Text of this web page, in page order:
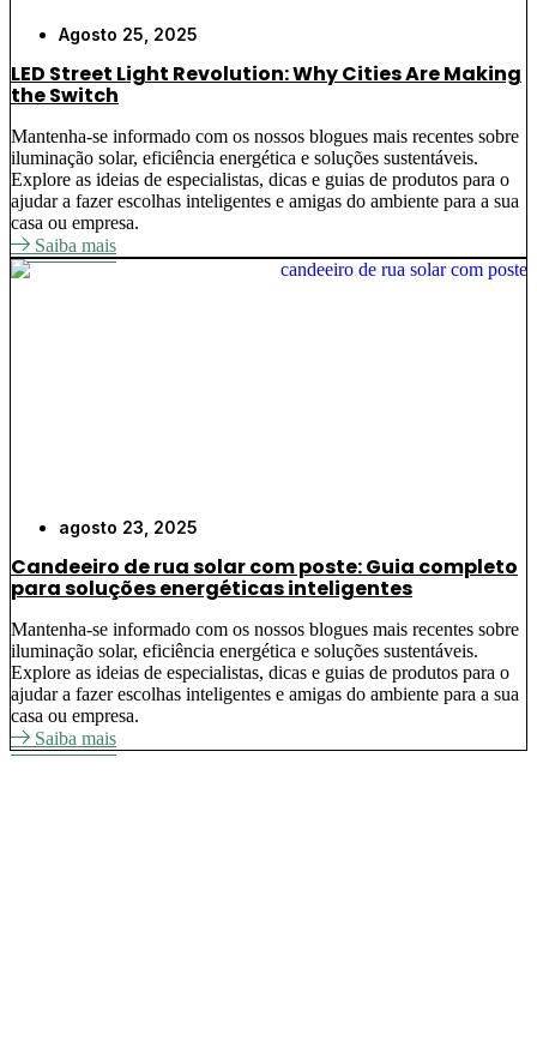
Agosto 25, 2025
LED Street Light Revolution: Why Cities Are Making
the Switch
Mantenha-se informado com os nossos blogues mais recentes sobre
iluminação solar, eficiência energética e soluções sustentáveis.
Explore as ideias de especialistas, dicas e guias de produtos para o
ajudar a fazer escolhas inteligentes e amigas do ambiente para a sua
casa ou empresa.
Saiba mais
agosto 23, 2025
Candeeiro de rua solar com poste: Guia completo
para soluções energéticas inteligentes
Mantenha-se informado com os nossos blogues mais recentes sobre
iluminação solar, eficiência energética e soluções sustentáveis.
Explore as ideias de especialistas, dicas e guias de produtos para o
ajudar a fazer escolhas inteligentes e amigas do ambiente para a sua
casa ou empresa.
Saiba mais